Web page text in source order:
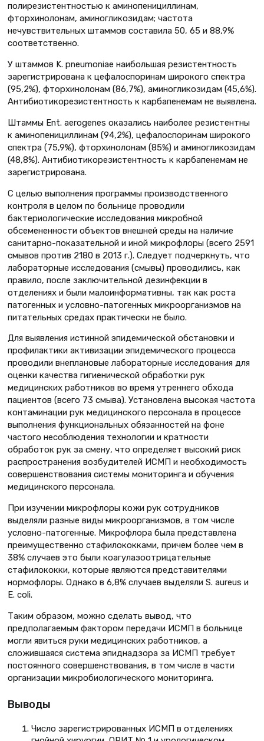
полирезистентностью к аминопенициллинам,
фторхинолонам, аминогликозидам; частота
нечувствительных штаммов составила 50, 65 и 88,9%
соответственно.
У штаммов K. pneumoniae наибольшая резистентность
зарегистрирована к цефалоспоринам широкого спектра
(95,2%), фторхинолонам (86,7%), аминогликозидам (45,6%).
Антибиотикорезистентность к карбапенемам не выявлена.
Штаммы Ent. аerogenes оказались наиболее резистентны
к аминопенициллинам (94,2%), цефалоспоринам широкого
спектра (75,9%), фторхинолонам (85%) и аминогликозидам
(48,8%). Антибиотикорезистентность к карбапенемам не
зарегистрирована.
С целью выполнения программы производст­венного
контроля в целом по больнице проводили
бактериологические исследования микроб­ной
обсемененности объектов внешней среды на наличие
санитарно-показательной и иной микрофлоры (всего 2591
смывов против 2180 в 2013 г.). Следует подчеркнуть, что
лабораторные исследования (смывы) проводились, как
правило, после заключительной дезинфекции в
отделениях и были малоинформативны, так как роста
патогенных и условно-патогенных микроорганизмов на
питательных средах практически не было.
Для выявления истинной эпидемической обстановки и
профилактики активизации эпидемического процесса
проводили внеплановые лабораторные исследования для
оценки качества гигиенической обработки рук
медицинских работников во время утреннего обхода
пациентов (всего 73 смыва). Установлена высокая частота
контаминации рук медицинского персонала в процессе
выполнения функциональных обязанностей на фоне
частого несоблюдения технологии и кратности
обработок рук за смену, что определяет высокий риск
распространения возбудителей ИСМП и необходимость
совершенствования системы мониторинга и обучения
медицинского персонала.
При изучении микрофлоры кожи рук сотрудников
выделяли разные виды микроорганизмов, в том числе
условно-патогенные. Микрофлора была представлена
преимущественно стафилококками, причем более чем в
38% случаев это были коагулазоотрицательные
стафилококки, которые являются представителями
нормофлоры. Однако в 6,8% случаев выделяли S. аureus и
E. coli.
Таким образом, можно сделать вывод, что
предполагаемым фактором передачи ИСМП в больнице
могли явиться руки медицинских работников, а
сложившаяся система эпиднадзора за ИСМП требует
постоянного совершенствования, в том числе в части
организации микробиологического мониторинга.
Выводы
Число зарегистрированных ИСМП в отделениях